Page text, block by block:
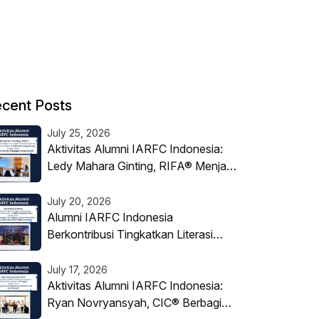
Posts
July 25, 2026
Aktivitas Alumni IARFC Indonesia:
Ledy Mahara Ginting, RIFA® Menjadi
Syariah
July 20, 2026
Alumni IARFC Indonesia
Berkontribusi Tingkatkan Literasi
July 17, 2026
Aktivitas Alumni IARFC Indonesia:
Ryan Novryansyah, CIC® Berbagi